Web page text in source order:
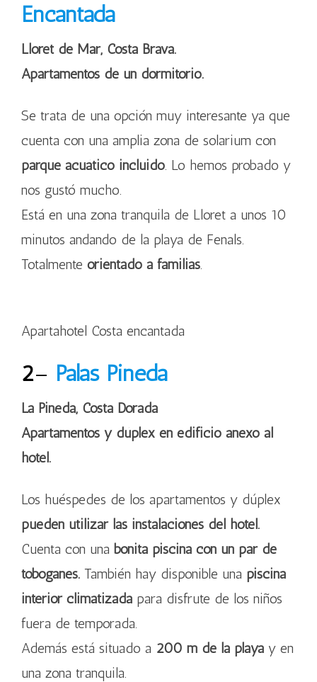
Encantada
Lloret de Mar, Costa Brava.
Apartamentos de un dormitorio.
Se trata de una opción muy interesante ya que
cuenta con una amplia zona de solarium con
parque acuático incluido. Lo hemos probado y
nos gustó mucho.
Está en una zona tranquila de Lloret a unos 10
minutos andando de la playa de Fenals.
Totalmente orientado a familias.
Apartahotel Costa encantada
2– Palas Pineda
La Pineda, Costa Dorada
Apartamentos y dúplex en edificio anexo al
hotel.
Los huéspedes de los apartamentos y dúplex
pueden utilizar las instalaciones del hotel.
Cuenta con una bonita piscina con un par de
toboganes. También hay disponible una piscina
interior climatizada para disfrute de los niños
fuera de temporada.
Además está situado a 200 m de la playa y en
una zona tranquila.